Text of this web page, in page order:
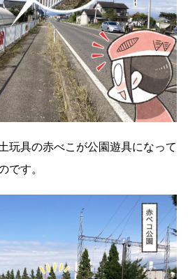
玩具の赤べこが公園遊具になって
です。